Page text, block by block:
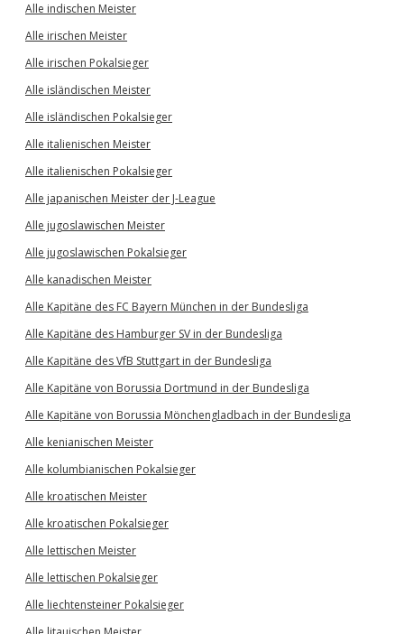
Alle indischen Meister
Alle irischen Meister
Alle irischen Pokalsieger
Alle isländischen Meister
Alle isländischen Pokalsieger
Alle italienischen Meister
Alle italienischen Pokalsieger
Alle japanischen Meister der J-League
Alle jugoslawischen Meister
Alle jugoslawischen Pokalsieger
Alle kanadischen Meister
Alle Kapitäne des FC Bayern München in der Bundesliga
Alle Kapitäne des Hamburger SV in der Bundesliga
Alle Kapitäne des VfB Stuttgart in der Bundesliga
Alle Kapitäne von Borussia Dortmund in der Bundesliga
Alle Kapitäne von Borussia Mönchengladbach in der Bundesliga
Alle kenianischen Meister
Alle kolumbianischen Pokalsieger
Alle kroatischen Meister
Alle kroatischen Pokalsieger
Alle lettischen Meister
Alle lettischen Pokalsieger
Alle liechtensteiner Pokalsieger